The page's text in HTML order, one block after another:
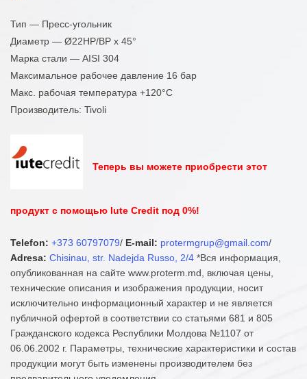
Тип — Пресс-угольник
Диаметр — Ø22НР/ВР x 45°
Марка стали — AISI 304
Максимальное рабочее давление 16 бар
Макс. рабочая температура +120°C
Производитель: Tivoli
Теперь вы можете приобрести этот
продукт с помощью Iute Credit под 0%!
Telefon: +373 60797079/ E-mail: protermgrup@gmail.com/
Adresa: Chisinau, str. Nadejda Russo, 2/4 *Вся информация,
опубликованная на сайте www.proterm.md, включая цены,
технические описания и изображения продукции, носит
исключительно информационный характер и не является
публичной офертой в соответствии со статьями 681 и 805
Гражданского кодекса Республики Молдова №1107 от
06.06.2002 г. Параметры, технические характеристики и состав
продукции могут быть изменены производителем без